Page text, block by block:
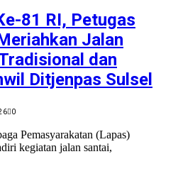
81 RI, Petugas
Jalan
dan
Ditjenpas Sulsel
0
Pemasyarakatan (Lapas)
kegiatan jalan santai,